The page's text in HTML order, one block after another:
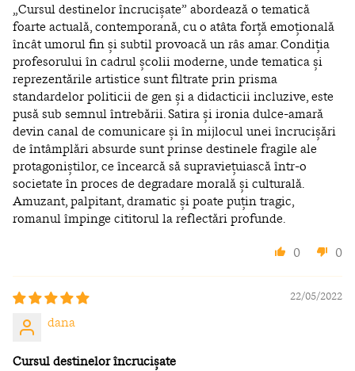
„Cursul destinelor încrucișate” abordează o tematică
foarte actuală, contemporană, cu o atâta forță emoțională
încât umorul fin și subtil provoacă un râs amar. Condiția
profesorului în cadrul școlii moderne, unde tematica și
reprezentările artistice sunt filtrate prin prisma
standardelor politicii de gen și a didacticii incluzive, este
pusă sub semnul întrebării. Satira și ironia dulce-amară
devin canal de comunicare și în mijlocul unei încrucișări
de întâmplări absurde sunt prinse destinele fragile ale
protagoniștilor, ce încearcă să supraviețuiască într-o
societate în proces de degradare morală și culturală.
Amuzant, palpitant, dramatic și poate puțin tragic,
romanul împinge cititorul la reflectări profunde.
0
0
22/05/2022
dana
Cursul destinelor încrucișate